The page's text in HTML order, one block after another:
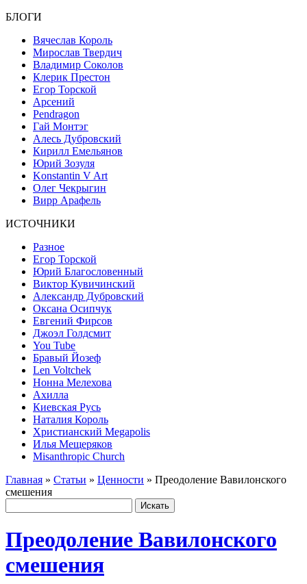
БЛОГИ
Вячеслав Король
Мирослав Твердич
Владимир Соколов
Клерик Престон
Егор Topской
Арсений
Pendragon
Гай Монтэг
Алесь Дубровский
Кирилл Емельянов
Юрий Зозуля
Konstantin V Art
Олег Чекрыгин
Вирр Арафель
ИСТОЧНИКИ
Разное
Егор Торской
Юрий Благословенный
Виктор Кувичинский
Александр Дубровский
Оксана Осипчук
Евгений Фирсов
Джоэл Голдсмит
You Tube
Бравый Йозеф
Len Voltchek
Нонна Мелехова
Ахилла
Киевская Русь
Наталия Король
Христианский Megapolis
Илья Мещеряков
Misanthropic Church
Главная » Статьи » Ценности » Преодоление Вавилонского
смешения
Преодоление Вавилонского
смешения